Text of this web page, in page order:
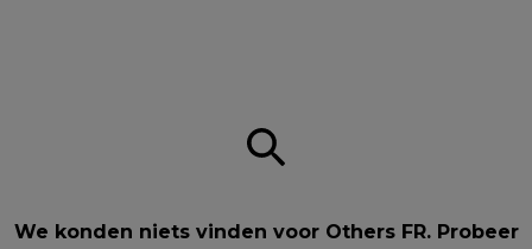
We konden niets vinden voor Others FR. Probeer